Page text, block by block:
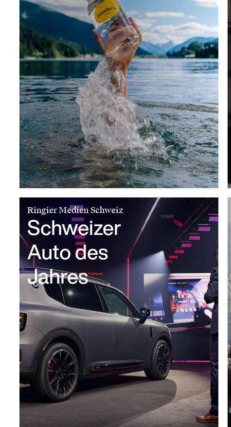
Ringier Medien Schweiz
Schweizer
Auto des
Jahres